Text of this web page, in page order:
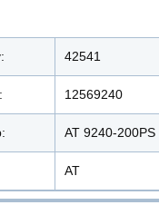
42541
12569240
AT 9240-200PS
АТ